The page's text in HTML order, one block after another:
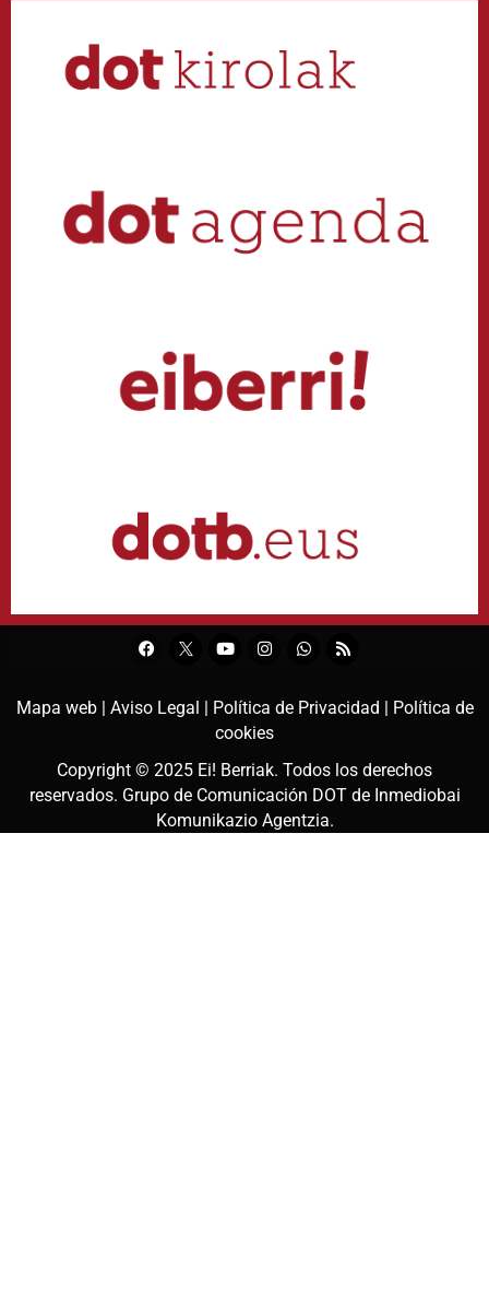
Mapa web | Aviso Legal | Política de Privacidad | Política de
cookies
Copyright © 2025 Ei! Berriak. Todos los derechos
reservados. Grupo de Comunicación DOT de Inmediobai
Komunikazio Agentzia.